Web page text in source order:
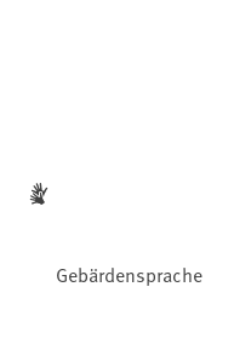
Gebärdensprache